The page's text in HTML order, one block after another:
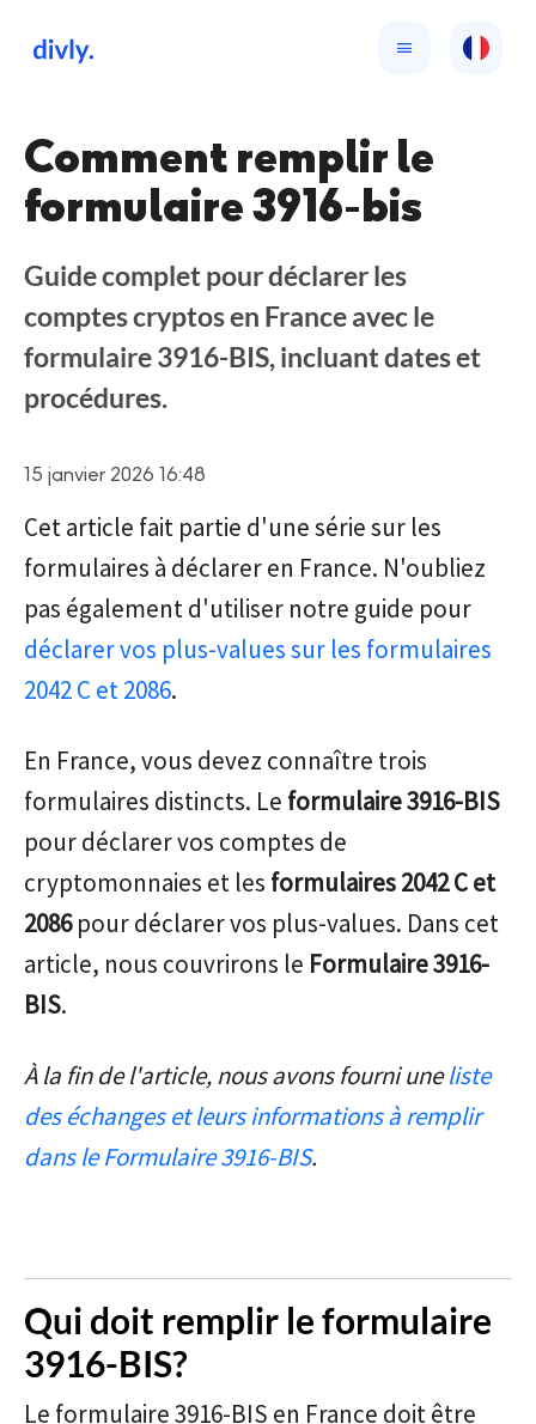
Comment remplir le
formulaire 3916-bis
Guide complet pour déclarer les
comptes cryptos en France avec le
formulaire 3916-BIS, incluant dates et
procédures.
15 janvier 2026 16:48
Cet article fait partie d'une série sur les
formulaires à déclarer en France. N'oubliez
pas également d'utiliser notre guide pour
déclarer vos plus-values sur les formulaires
2042 C et 2086.
En France, vous devez connaître trois
formulaires distincts. Le formulaire 3916-BIS
pour déclarer vos comptes de
cryptomonnaies et les formulaires 2042 C et
2086pour déclarer vos plus-values. Dans cet
article, nous couvrirons le Formulaire 3916-
BIS.
À la fin de l'article, nous avons fourni uneliste
des échanges et leurs informations à remplir
dans le Formulaire 3916-BIS.
Qui doit remplir le formulaire
3916-BIS?
Le formulaire 3916-BIS en France doit être